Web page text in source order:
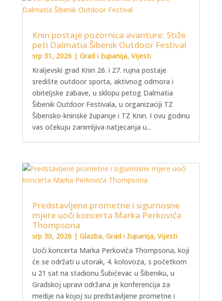
Knin postaje pozornica avanture: Stiže
peti Dalmatia Šibenik Outdoor Festival
srp 31, 2026 | Grad i županija, Vijesti
Kraljevski grad Knin 26. i 27. rujna postaje
središte outdoor sporta, aktivnog odmora i
obiteljske zabave, u sklopu petog Dalmatia
Šibenik Outdoor Festivala, u organizaciji TZ
Šibensko-kninske županije i TZ Knin. I ovu godinu
vas očekuju zanimljiva natjecanja u...
Predstavljene prometne i sigurnosne
mjere uoči koncerta Marka Perkovića
Thompsona
srp 30, 2026 | Glazba, Grad i županija, Vijesti
Uoči koncerta Marka Perkovića Thompsona, koji
će se održati u utorak, 4. kolovoza, s početkom
u 21 sat na stadionu Šubićevac u Šibeniku, u
Gradskoj upravi održana je konferencija za
medije na kojoj su predstavljene prometne i